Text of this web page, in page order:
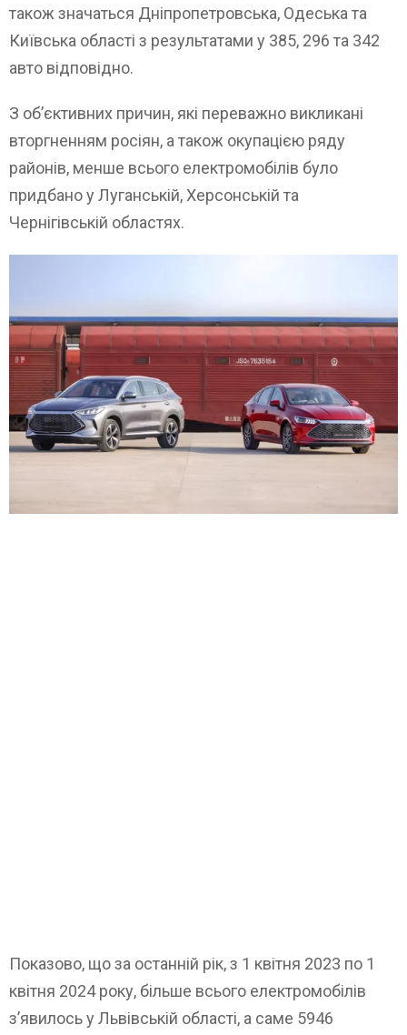
також значаться Дніпропетровська, Одеська та
Київська області з результатами у 385, 296 та 342
авто відповідно.
З об’єктивних причин, які переважно викликані
вторгненням росіян, а також окупацією ряду
районів, менше всього електромобілів було
придбано у Луганській, Херсонській та
Чернігівській областях.
Показово, що за останній рік, з 1 квітня 2023 по 1
квітня 2024 року, більше всього електромобілів
з’явилось у Львівській області, а саме 5946